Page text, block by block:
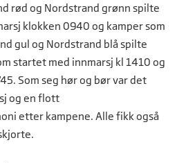
rød og Nordstrand grønn spilte
klokken 0940 og kamper som
gul og Nordstrand blå spilte
startet med innmarsj kl 1410 og
Som seg hør og bør var det
og en flott
etter kampene. Alle fikk også